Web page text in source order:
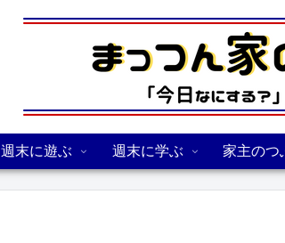
週末に遊ぶ 週末に学ぶ 家主のつ